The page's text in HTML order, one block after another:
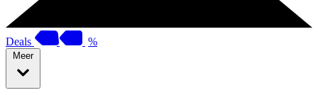
Deals %
Meer